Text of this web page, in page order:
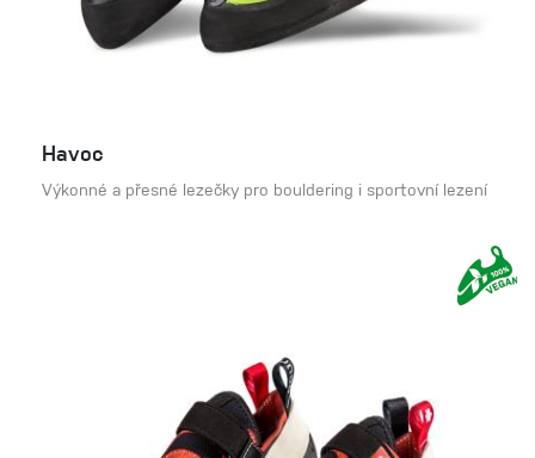
Havoc
Výkonné a přesné lezečky pro bouldering i sportovní lezení